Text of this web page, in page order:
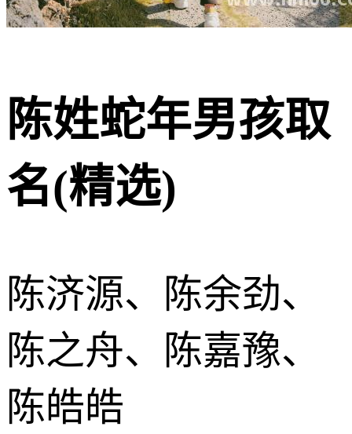
陈姓蛇年男孩取
名(精选)
陈济源、陈余劲、
陈之舟、陈嘉豫、
陈皓皓